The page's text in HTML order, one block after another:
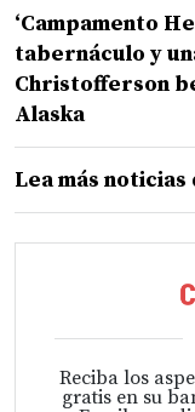
‘Campamento
tabernáculo y
Christofferson
Alaska
Lea más
Reciba los
gratis en su